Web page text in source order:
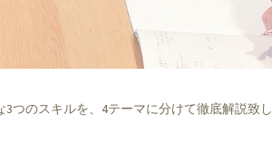
つのスキルを、4テーマに分けて徹底解説致し